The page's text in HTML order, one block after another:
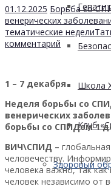
Школа
Клуб
Здоровый
01.12.2025 Борьба со
венерических
тематические недели
комментарий
1 – 7 декабря
Неделя борьбы со
венерических
борьбы со СПИДом 1
ВИЧ\СПИД –
человечеству.
человека важно, так
человек независимо от